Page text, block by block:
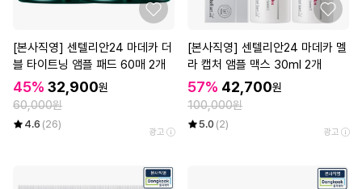
[본사직영] 센텔리안24 마데카 더
블 타이트닝 앰플 패드 60매 2개
45% 32,900원
60,000원
4.6 (26)
광고
[본사직영] 센텔리안24 마데카 멜
라 캡처 앰플 맥스 30ml 2개
57% 42,700원
100,000원
5.0 (2)
광고